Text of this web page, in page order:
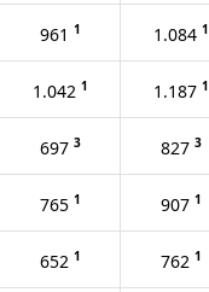
961 1 1.084 1
1.042 1 1.187 1
697 3 827 3
765 1 907 1
652 1 762 1